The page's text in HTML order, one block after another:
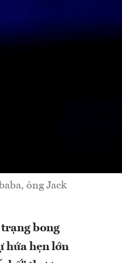
ông Jack
bong
hứa hẹn lớn